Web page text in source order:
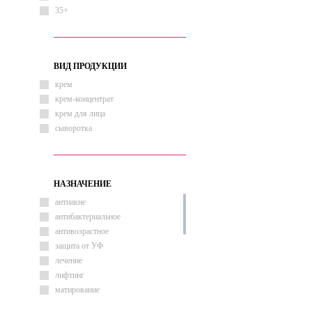
35+
ВИД ПРОДУКЦИИ
крем
крем-концентрат
крем для лица
сыворотка
НАЗНАЧЕНИЕ
антиакне
антибактериальное
антивозрастное
защита от УФ
лечение
лифтинг
матирование